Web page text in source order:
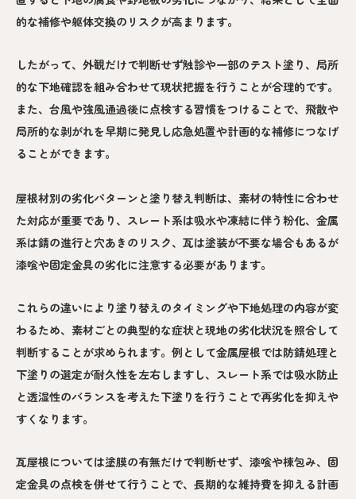
的な補修や躯体交換のリスクが高まります。
したがって、外観だけで判断せず触診や一部のテスト塗り、局所
的な下地確認を組み合わせて現状把握を行うことが合理的です。
また、台風や強風通過後に点検する習慣をつけることで、飛散や
局所的な剥がれを早期に発見し応急処置や計画的な補修につなげ
ることができます。
屋根材別の劣化パターンと塗り替え判断は、素材の特性に合わせ
た対応が重要であり、スレート系は吸水や凍結に伴う粉化、金属
系は錆の進行と穴あきのリスク、瓦は塗装が不要な場合もあるが
漆喰や固定金具の劣化に注意する必要があります。
これらの違いにより塗り替えのタイミングや下地処理の内容が変
わるため、素材ごとの典型的な症状と現地の劣化状況を照合して
判断することが求められます。例として金属屋根では防錆処理と
下塗りの選定が耐久性を左右しますし、スレート系では吸水防止
と透湿性のバランスを考えた下塗りを行うことで再劣化を抑えや
すくなります。
瓦屋根については塗膜の有無だけで判断せず、漆喰や棟包み、固
定金具の点検を併せて行うことで、長期的な維持費を抑える計画